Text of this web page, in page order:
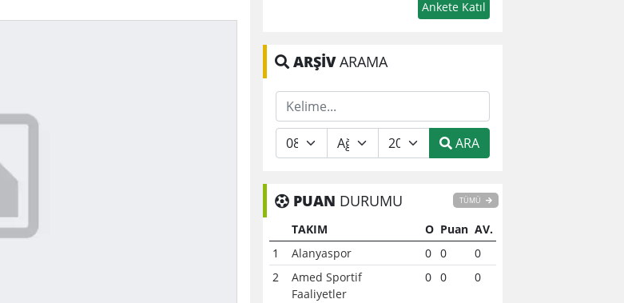
ARŞİVARAMA
ARA
PUAN DURUMU TÜMÜ
TAKIM O Puan AV.
1
Alanyaspor 0 0
0
2
Amed Sportif
Faaliyetler
0 0 0